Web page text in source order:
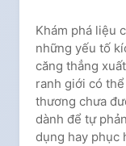
Khám phá liệu
những yếu tố
căng thẳng
ranh giới có
thương chưa
dành để tự
dụng hay phục